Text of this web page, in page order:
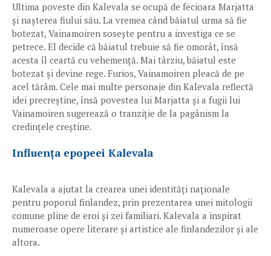
Ultima poveste din Kalevala se ocupă de fecioara Marjatta
și nașterea fiului său. La vremea când băiatul urma să fie
botezat, Vainamoiren sosește pentru a investiga ce se
petrece. El decide că băiatul trebuie să fie omorât, însă
acesta îl ceartă cu vehemență. Mai târziu, băiatul este
botezat și devine rege. Furios, Vainamoiren pleacă de pe
acel tărâm. Cele mai multe personaje din Kalevala reflectă
idei precreștine, însă povestea lui Marjatta și a fugii lui
Vainamoiren sugerează o tranziție de la pagânism la
credințele creștine.
Influența epopeei Kalevala
Kalevala a ajutat la crearea unei identități naționale
pentru poporul finlandez, prin prezentarea unei mitologii
comune pline de eroi și zei familiari. Kalevala a inspirat
numeroase opere literare și artistice ale finlandezilor și ale
altora.